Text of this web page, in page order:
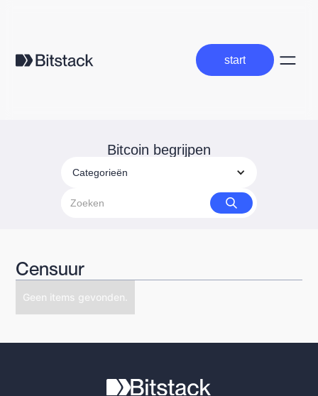
start
start
Bitcoin begrijpen
Categorieën
Censuur
Geen items gevonden.